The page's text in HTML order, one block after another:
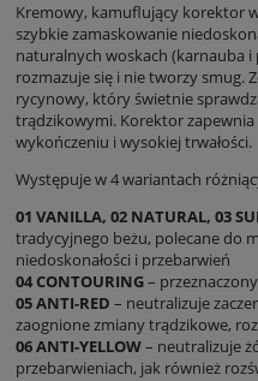
Kremowy, kamuflujący korektor
szybkie zamaskowanie
naturalnych woskach (karnauba
rozmazuje się i nie tworzy smug.
rycynowy, który świetnie
trądzikowymi. Korektor
wykończeniu i wysokiej trwałości.
Występuje w 4 wariantach
01 VANILLA, 02 NATURAL, 03
tradycyjnego beżu, polecane do
niedoskonałości i przebarwień
04 CONTOURING–
05 ANTI-RED – neutralizuje
zaognione zmiany trądzikowe,
06 ANTI-YELLOW– neutralizuje
przebarwieniach, jak również